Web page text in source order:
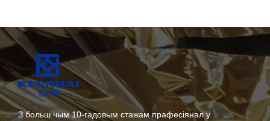
З больш чым 10-гадовым стажам прафесіянал у